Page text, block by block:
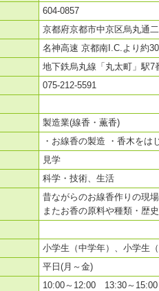
604-0857
京都府京都市中京区烏丸通
名神高速 京都南I.C.より約
地下鉄烏丸線「丸太町」駅7
075-212-5591
製造業(線香・薫香)
・お線香の製造 ・香木をは
見学
科学・技術、生活
昔ながらのお線香作りの現
またお香の原料や種類・歴
小学生（中学年）、小学生
平日(月～金)
10:00～12:00 13:30～15:00